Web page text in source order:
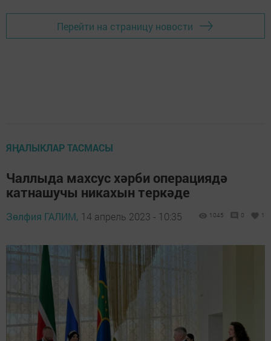
Перейти на страницу новости
ЯҢАЛЫКЛАР ТАСМАСЫ
Чаллыда махсус хәрби операциядә
катнашучы никахын теркәде
Зөлфия ГАЛИМ, 14 апрель 2023 - 10:35 1045 0 1